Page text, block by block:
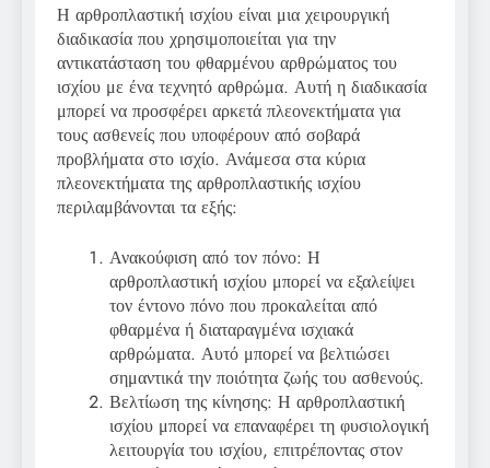
Η αρθροπλαστική ισχίου είναι μια χειρουργική
διαδικασία που χρησιμοποιείται για την
αντικατάσταση του φθαρμένου αρθρώματος του
ισχίου με ένα τεχνητό αρθρώμα. Αυτή η διαδικασία
μπορεί να προσφέρει αρκετά πλεονεκτήματα για
τους ασθενείς που υποφέρουν από σοβαρά
προβλήματα στο ισχίο. Ανάμεσα στα κύρια
πλεονεκτήματα της αρθροπλαστικής ισχίου
περιλαμβάνονται τα εξής:
Ανακούφιση από τον πόνο: Η
αρθροπλαστική ισχίου μπορεί να εξαλείψει
τον έντονο πόνο που προκαλείται από
φθαρμένα ή διαταραγμένα ισχιακά
αρθρώματα. Αυτό μπορεί να βελτιώσει
σημαντικά την ποιότητα ζωής του ασθενούς.
Βελτίωση της κίνησης: Η αρθροπλαστική
ισχίου μπορεί να επαναφέρει τη φυσιολογική
λειτουργία του ισχίου, επιτρέποντας στον